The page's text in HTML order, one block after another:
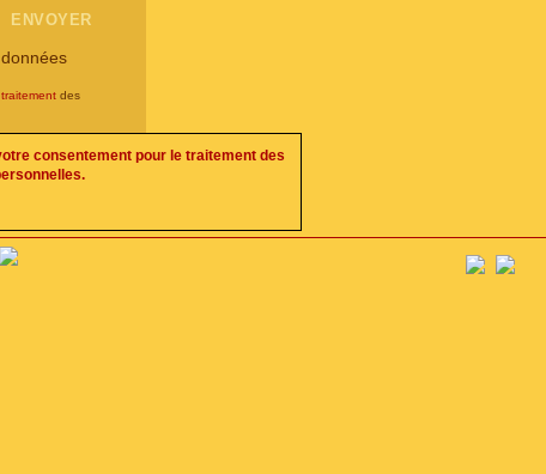
des
consentement pour le traitement des